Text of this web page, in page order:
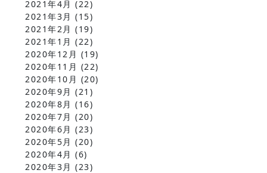
2021年4月 (22)
2021年3月 (15)
2021年2月 (19)
2021年1月 (22)
2020年12月 (19)
2020年11月 (22)
2020年10月 (20)
2020年9月 (21)
2020年8月 (16)
2020年7月 (20)
2020年6月 (23)
2020年5月 (20)
2020年4月 (6)
2020年3月 (23)